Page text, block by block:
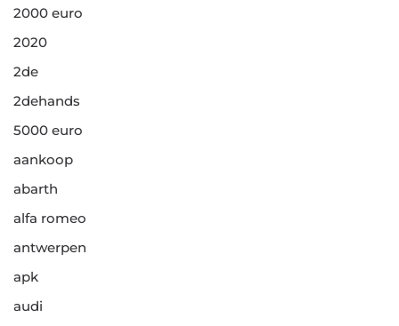
2000 euro
2020
2de
2dehands
5000 euro
aankoop
abarth
alfa romeo
antwerpen
apk
audi